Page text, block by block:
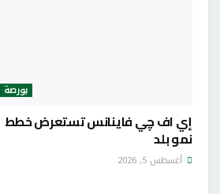
بورصة
إي اف چي فاينانس تستعرض خطط
نمو بلد
أغسطس 5, 2026